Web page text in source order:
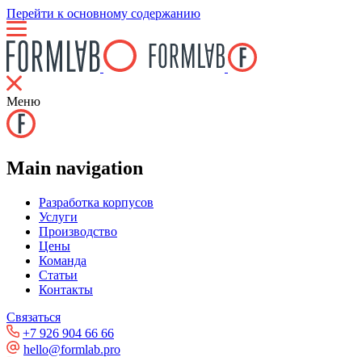
Перейти к основному содержанию
Меню
Main navigation
Разработка корпусов
Услуги
Производство
Цены
Команда
Статьи
Контакты
Связаться
+7 926 904 66 66
hello@formlab.pro